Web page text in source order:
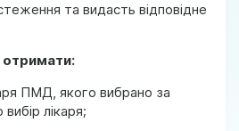
та видасть відповідне
отримати:
ПМД, якого вибрано за
лікаря;